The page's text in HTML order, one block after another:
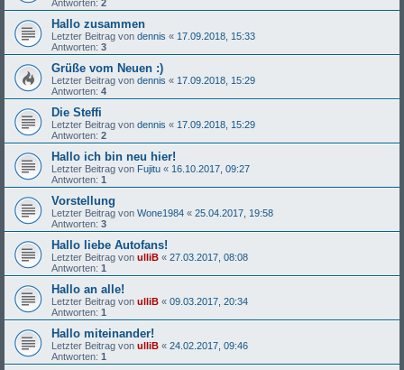
Antworten: 2
Hallo zusammen
Letzter Beitrag von dennis « 17.09.2018, 15:33
Antworten: 3
Grüße vom Neuen :)
Letzter Beitrag von dennis « 17.09.2018, 15:29
Antworten: 4
Die Steffi
Letzter Beitrag von dennis « 17.09.2018, 15:29
Antworten: 2
Hallo ich bin neu hier!
Letzter Beitrag von Fujitu « 16.10.2017, 09:27
Antworten: 1
Vorstellung
Letzter Beitrag von Wone1984 « 25.04.2017, 19:58
Antworten: 3
Hallo liebe Autofans!
Letzter Beitrag von ulliB « 27.03.2017, 08:08
Antworten: 1
Hallo an alle!
Letzter Beitrag von ulliB « 09.03.2017, 20:34
Antworten: 1
Hallo miteinander!
Letzter Beitrag von ulliB « 24.02.2017, 09:46
Antworten: 1